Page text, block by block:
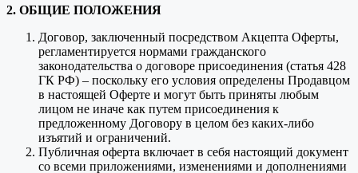
2. ОБЩИЕ ПОЛОЖЕНИЯ
Договор, заключенный посредством Акцепта Оферты,
регламентируется нормами гражданского
законодательства о договоре присоединения (статья 428
ГК РФ) – поскольку его условия определены Продавцом
в настоящей Оферте и могут быть приняты любым
лицом не иначе как путем присоединения к
предложенному Договору в целом без каких-либо
изъятий и ограничений.
Публичная оферта включает в себя настоящий документ
со всеми приложениями, изменениями и дополнениями